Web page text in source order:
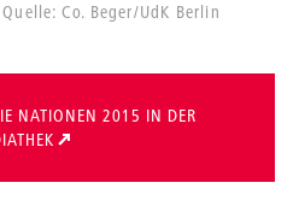
Quelle: Co. Beger/UdK Berlin
NATIONEN 2015 IN DER